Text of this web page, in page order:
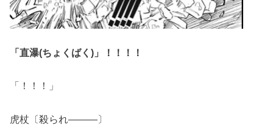
「直瀑(ちょくばく)」！！！！
「！！！」
虎杖〔殺られ―――〕